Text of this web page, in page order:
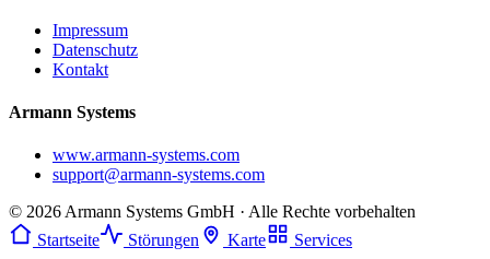
Impressum
Datenschutz
Kontakt
Armann Systems
www.armann-systems.com
support@armann-systems.com
© 2026 Armann Systems GmbH · Alle Rechte vorbehalten
Startseite
Störungen Karte Services